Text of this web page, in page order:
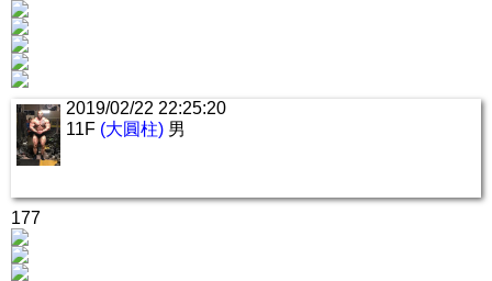
2019/02/22 22:25:20
11F (大圓柱) 男
177